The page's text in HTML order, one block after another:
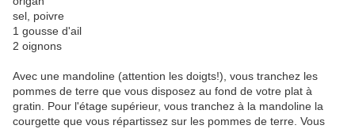
sel, poivre
1 gousse d'ail
2 oignons
Avec une mandoline (attention les doigts!), vous tranchez les
pommes de terre que vous disposez au fond de votre plat à
gratin. Pour l'étage supérieur, vous tranchez à la mandoline la
courgette que vous répartissez sur les pommes de terre. Vous